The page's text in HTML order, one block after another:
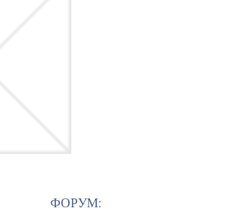
ФОРУМ: